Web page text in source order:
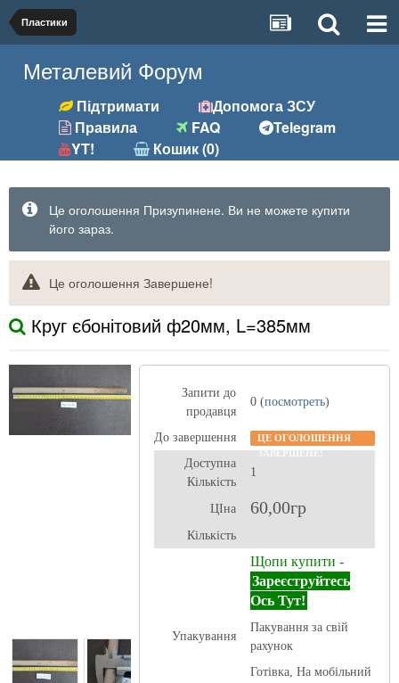
Пластики
Металевий Форум
Підтримати
Допомога ЗСУ
Правила
FAQ
Telegram
YT!
Кошик (0)
Це оголошення Призупинене. Ви не можете купити
його зараз.
Це оголошення Завершене!
Круг єбонітовий ф20мм, L=385мм
Запити до
продавця
0 (посмотреть)
До завершення
ЦЕ ОГОЛОШЕННЯ
ЗАВЕРШЕНЕ!
Доступна
Кількість
1
ЦІна 60,00гр
Кількість
Щопи купити -
Зареєструйтесь
Ось Тут!
Упакування
Пакування за свій
рахунок
Готівка, На мобільний